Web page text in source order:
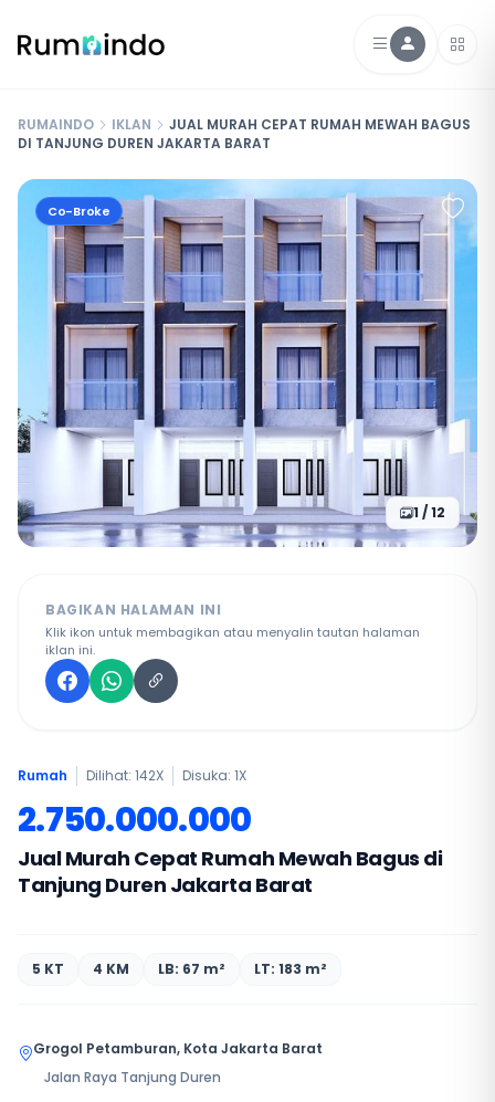
RUMAINDO IKLAN
JUAL MURAH CEPAT RUMAH MEWAH BAGUS
DI TANJUNG DUREN JAKARTA BARAT
Co-Broke
1 / 12
BAGIKAN HALAMAN INI
Klik ikon untuk membagikan atau menyalin tautan halaman
iklan ini.
Rumah Dilihat: 142X Disuka: 1X
2.750.000.000
Jual Murah Cepat Rumah Mewah Bagus di
Tanjung Duren Jakarta Barat
5 KT 4 KM LB: 67 m² LT: 183 m²
Grogol Petamburan, Kota Jakarta Barat
Jalan Raya Tanjung Duren